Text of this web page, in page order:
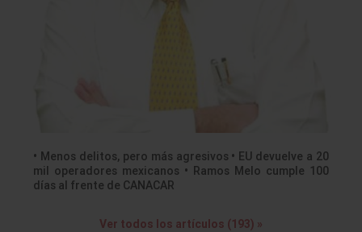
• Menos delitos, pero más agresivos • EU devuelve a 20
mil operadores mexicanos • Ramos Melo cumple 100
días al frente de CANACAR
Ver todos los artículos (193) »